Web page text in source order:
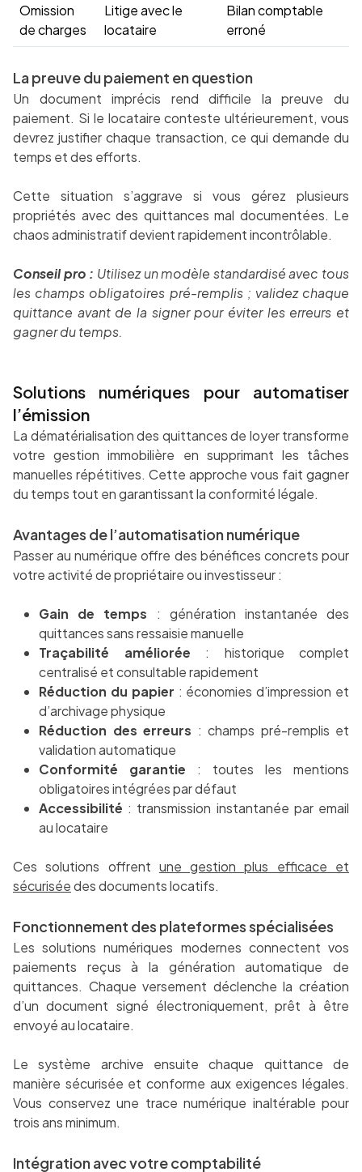
Omission
de charges
Litige avec le
locataire
Bilan comptable
erroné
La preuve du paiement en question
Un document imprécis rend difficile la preuve du
paiement. Si le locataire conteste ultérieurement, vous
devrez justifier chaque transaction, ce qui demande du
temps et des efforts.
Cette situation s’aggrave si vous gérez plusieurs
propriétés avec des quittances mal documentées. Le
chaos administratif devient rapidement incontrôlable.
Conseil pro : Utilisez un modèle standardisé avec tous
les champs obligatoires pré-remplis ; validez chaque
quittance avant de la signer pour éviter les erreurs et
gagner du temps.
Solutions numériques pour automatiser
l’émission
La dématérialisation des quittances de loyer transforme
votre gestion immobilière en supprimant les tâches
manuelles répétitives. Cette approche vous fait gagner
du temps tout en garantissant la conformité légale.
Avantages de l’automatisation numérique
Passer au numérique offre des bénéfices concrets pour
votre activité de propriétaire ou investisseur :
Gain de temps : génération instantanée des
quittances sans ressaisie manuelle
Traçabilité améliorée : historique complet
centralisé et consultable rapidement
Réduction du papier : économies d’impression et
d’archivage physique
Réduction des erreurs : champs pré-remplis et
validation automatique
Conformité garantie : toutes les mentions
obligatoires intégrées par défaut
Accessibilité : transmission instantanée par email
au locataire
Ces solutions offrent une gestion plus efficace et
sécuriséedes documents locatifs.
Fonctionnement des plateformes spécialisées
Les solutions numériques modernes connectent vos
paiements reçus à la génération automatique de
quittances. Chaque versement déclenche la création
d’un document signé électroniquement, prêt à être
envoyé au locataire.
Le système archive ensuite chaque quittance de
manière sécurisée et conforme aux exigences légales.
Vous conservez une trace numérique inaltérable pour
trois ans minimum.
Intégration avec votre comptabilité